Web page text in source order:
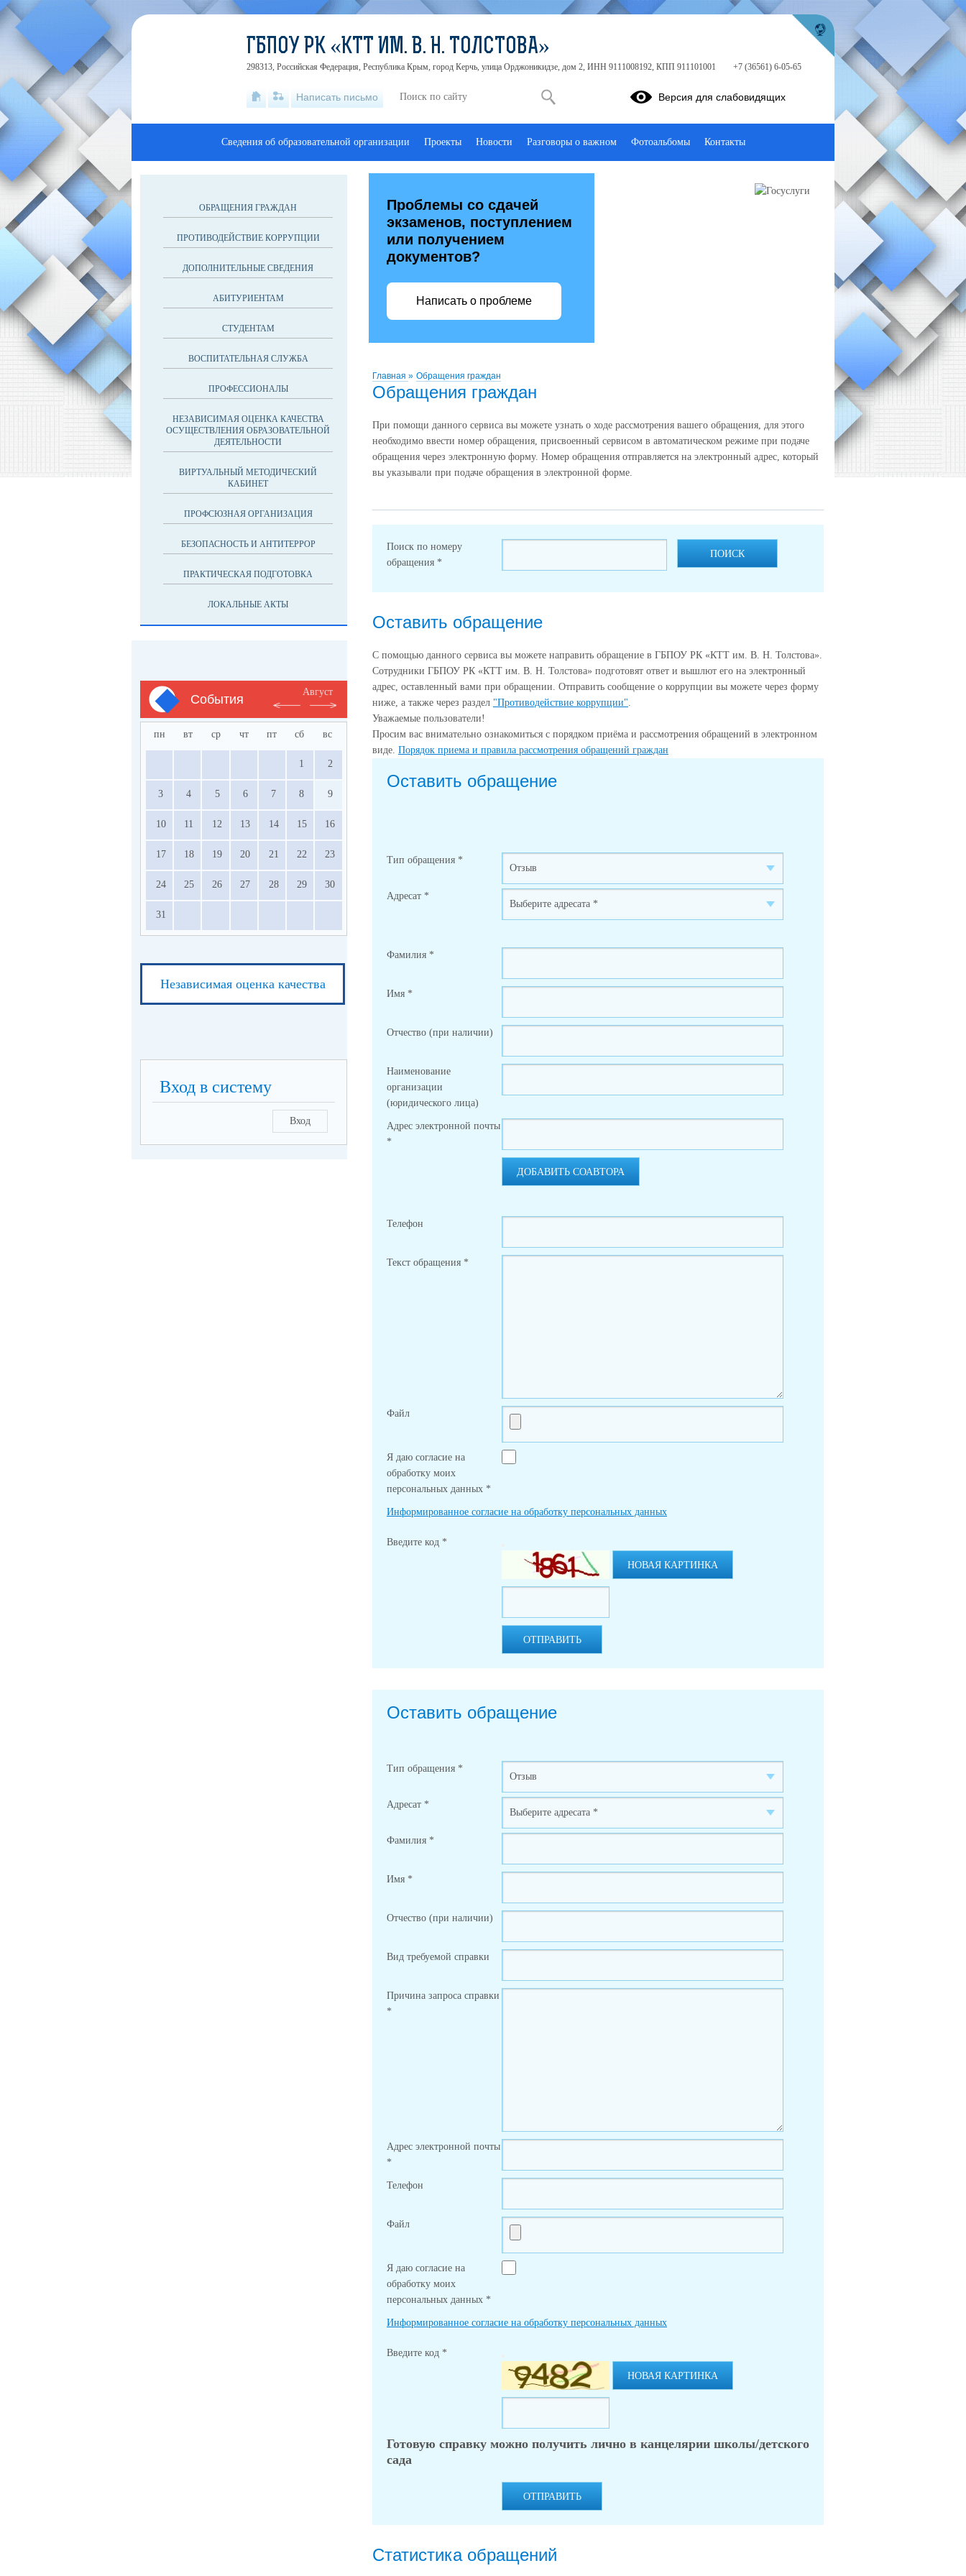
Проблемы со сдачей
экзаменов, поступлением
или получением
документов?
Написать о проблеме
Главная » Обращения граждан
Обращения граждан
При помощи данного сервиса вы можете узнать о ходе рассмотрения вашего обращения, для этого
необходимо ввести номер обращения, присвоенный сервисом в автоматическом режиме при подаче
обращения через электронную форму. Номер обращения отправляется на электронный адрес, который
вы указывали при подаче обращения в электронной форме.
Поиск по номеру
обращения *
ПОИСК
Оставить обращение
С помощью данного сервиса вы можете направить обращение в ГБПОУ РК «КТТ им. В. Н. Толстова».
Сотрудники ГБПОУ РК «КТТ им. В. Н. Толстова» подготовят ответ и вышлют его на электронный
адрес, оставленный вами при обращении. Отправить сообщение о коррупции вы можете через форму
ниже, а также через раздел "Противодействие коррупции".
Уважаемые пользователи!
Просим вас внимательно ознакомиться с порядком приёма и рассмотрения обращений в электронном
виде. Порядок приема и правила рассмотрения обращений граждан
Оставить обращение
Тип обращения *
Адресат *
Фамилия *
Имя *
Отчество (при наличии)
Наименование
организации
(юридического лица)
Адрес электронной почты
*
ДОБАВИТЬ СОАВТОРА
Телефон
Текст обращения *
Файл
Я даю согласие на
обработку моих
персональных данных *
Информированное согласие на обработку персональных данных
Введите код *
НОВАЯ КАРТИНКА
ОТПРАВИТЬ
Оставить обращение
Тип обращения *
Адресат *
Фамилия *
Имя *
Отчество (при наличии)
Вид требуемой справки
Причина запроса справки
*
Адрес электронной почты
*
Телефон
Файл
Я даю согласие на
обработку моих
персональных данных *
Информированное согласие на обработку персональных данных
Введите код *
НОВАЯ КАРТИНКА
Готовую справку можно получить лично в канцелярии школы/детского
сада
ОТПРАВИТЬ
Статистика обращений
ОБРАЩЕНИЯ ГРАЖДАН
ПРОТИВОДЕЙСТВИЕ КОРРУПЦИИ
ДОПОЛНИТЕЛЬНЫЕ СВЕДЕНИЯ
АБИТУРИЕНТАМ
СТУДЕНТАМ
ВОСПИТАТЕЛЬНАЯ СЛУЖБА
ПРОФЕССИОНАЛЫ
НЕЗАВИСИМАЯ ОЦЕНКА КАЧЕСТВА
ОСУЩЕСТВЛЕНИЯ ОБРАЗОВАТЕЛЬНОЙ
ДЕЯТЕЛЬНОСТИ
ВИРТУАЛЬНЫЙ МЕТОДИЧЕСКИЙ
КАБИНЕТ
ПРОФСЮЗНАЯ ОРГАНИЗАЦИЯ
БЕЗОПАСНОСТЬ И АНТИТЕРРОР
ПРАКТИЧЕСКАЯ ПОДГОТОВКА
ЛОКАЛЬНЫЕ АКТЫ
События
Август
пн вт ср чт пт сб вс
1 2
3 4 5 6 7 8 9
10 11 12 13 14 15 16
17 18 19 20 21 22 23
24 25 26 27 28 29 30
31
Независимая оценка качества
Вход в систему
Вход
ГБПОУ РК «КТТ ИМ. В. Н. ТОЛСТОВА»
298313, Российская Федерация, Республика Крым, город Керчь, улица Орджоникидзе, дом 2, ИНН 9111008192, КПП 911101001 +7 (36561) 6-05-65
Написать письмо Версия для слабовидящих
Сведения об образовательной организации Проекты Новости Разговоры о важном Фотоальбомы Контакты